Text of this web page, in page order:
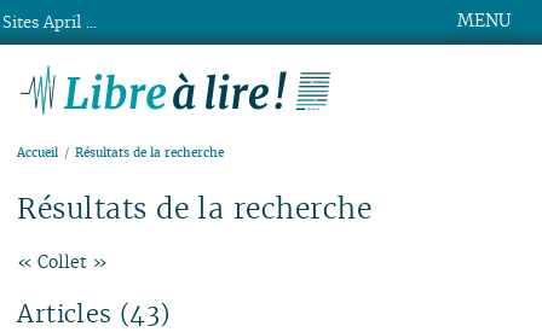
MENU
Accueil Résultats de la recherche
Résultats de la recherche
« Collet »
Articles (43)
Sites April ...